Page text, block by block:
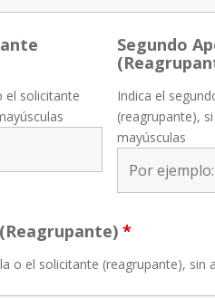
el solicitante
Segundo
Indica el
(reagrupante),
mayúsculas
*
o el solicitante (reagrupante), sin